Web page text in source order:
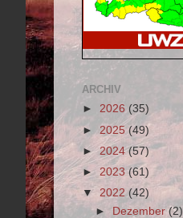
ARCHIV
► 2026 (35)
► 2025(49)
►2024(57)
► 2023 (61)
▼ 2022(42)
► Dezember(2)